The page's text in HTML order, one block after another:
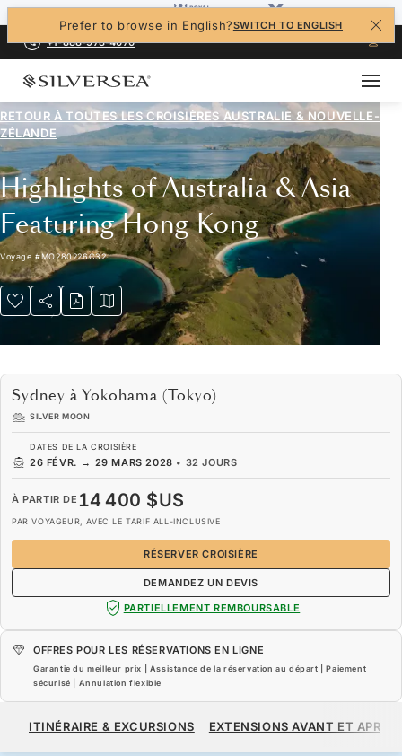
Prefer to browse in English?SWITCH TO ENGLISH
+1-888-978-4070
RETOUR À TOUTES LESCROISIÈRES AUSTRALIE & NOUVELLE-
ZÉLANDE
Highlights of Australia & Asia
Featuring Hong Kong
Voyage #MO280226C32
Sydney à Yokohama (Tokyo)
SILVER MOON
DATES DE LA CROISIÈRE
26 FÉVR. → 29 MARS 2028 • 32 JOURS
À PARTIR DE 14 400 $US
PAR VOYAGEUR, AVEC LE TARIF ALL-INCLUSIVE
RÉSERVER CROISIÈRE
DEMANDEZ UN DEVIS
PARTIELLEMENT REMBOURSABLE
OFFRES POUR LES RÉSERVATIONS EN LIGNE
Garantie du meilleur prix | Assistance de la réservation au départ | Paiement
sécurisé | Annulation flexible
À PARTIR DE 14 400 $US
ITINÉRAIRE & EXCURSIONS EXTENSIONS AVANT ET APRÈS